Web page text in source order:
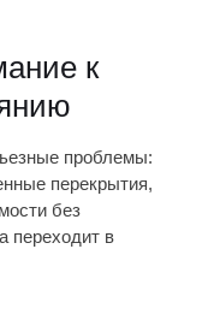
к
проблемы:
перекрытия,
без
переходит в